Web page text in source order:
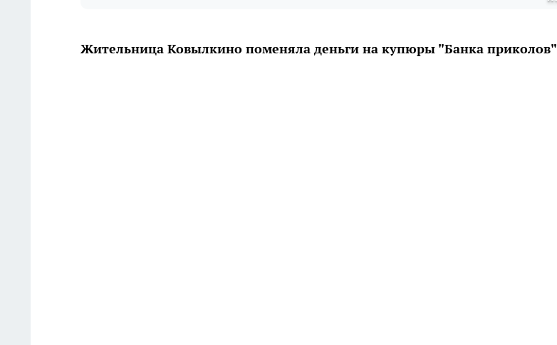
Жительница Ковылкино поменяла деньги на купюры "Банка приколов"